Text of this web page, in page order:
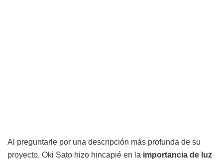
Al preguntarle por una descripción más profunda de su
proyecto, Oki Sato hizo hincapié en la importancia de luz